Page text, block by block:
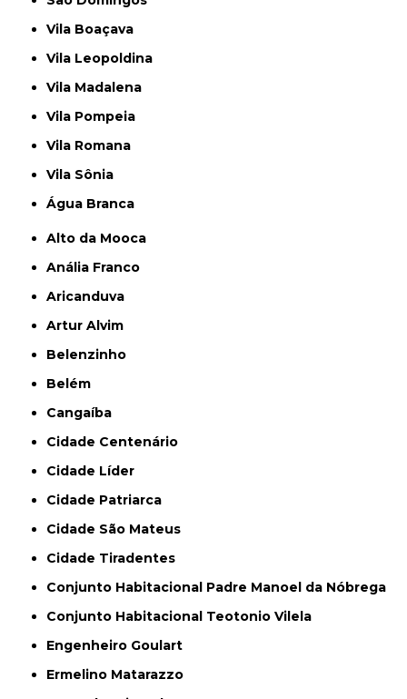
Vila Boaçava
Vila Leopoldina
Vila Madalena
Vila Pompeia
Vila Romana
Vila Sônia
Água Branca
Alto da Mooca
Anália Franco
Aricanduva
Artur Alvim
Belenzinho
Belém
Cangaíba
Cidade Centenário
Cidade Líder
Cidade Patriarca
Cidade São Mateus
Cidade Tiradentes
Conjunto Habitacional Padre Manoel da Nóbrega
Conjunto Habitacional Teotonio Vilela
Engenheiro Goulart
Ermelino Matarazzo